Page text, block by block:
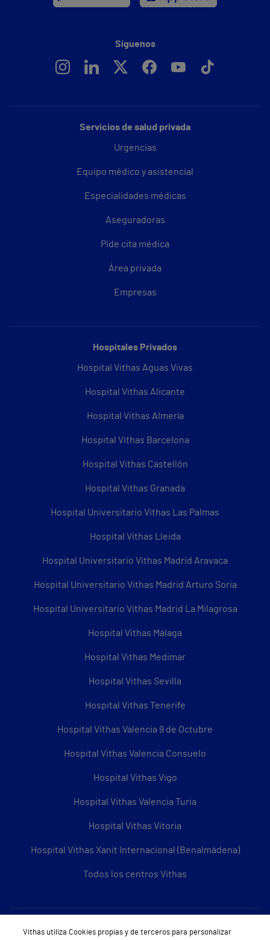
Servicios de salud privada
Urgencias
Equipo médico y asistencial
Especialidades médicas
Aseguradoras
Pide cita médica
Área privada
Empresas
Hospitales Privados
Hospital Vithas Aguas Vivas
Hospital Vithas Alicante
Hospital Vithas Almería
Hospital Vithas Barcelona
Hospital Vithas Castellón
Hospital Vithas Granada
Hospital Universitario Vithas Las Palmas
Hospital Vithas Lleida
Hospital Universitario Vithas Madrid Aravaca
Hospital Universitario Vithas Madrid Arturo Soria
Hospital Universitario Vithas Madrid La Milagrosa
Hospital Vithas Málaga
Hospital Vithas Medimar
Hospital Vithas Sevilla
Hospital Vithas Tenerife
Hospital Vithas Valencia 9 de Octubre
Hospital Vithas Valencia Consuelo
Hospital Vithas Vigo
Hospital Vithas Valencia Turia
Hospital Vithas Vitoria
Hospital Vithas Xanit Internacional (Benalmádena)
Todos los centros Vithas
Sobre Vithas
Síguenos
Vithas utiliza Cookies propias y de terceros para personalizar